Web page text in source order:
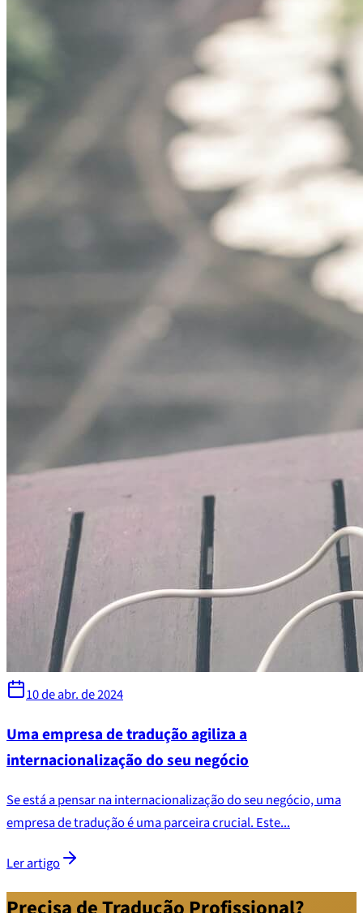
10 de abr. de 2024
Uma empresa de tradução agiliza a
internacionalização do seu negócio
Se está a pensar na internacionalização do seu negócio, uma
empresa de tradução é uma parceira crucial. Este...
Ler artigo